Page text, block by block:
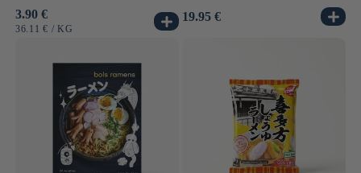
Normale
prijs
3.90 €
EENHEIDSPRIJS
36.11 € / PER
KG
Normale
19.95 €